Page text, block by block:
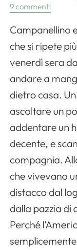
9 commenti
Campanellino
che si ripete
venerdì sera
andare a
dietro casa.
ascoltare un
addentare un
decente, e
compagnia.
che vivevano
distacco dal
dalla pazzia di
Perché